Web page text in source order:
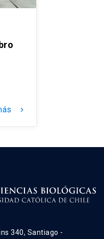
keyboard_arrow_right
340, Santiago -